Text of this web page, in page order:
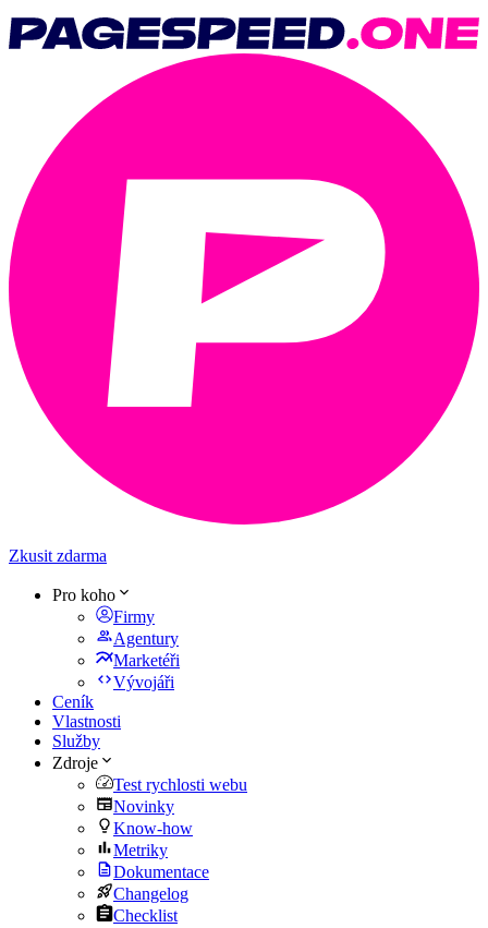
Zkusit zdarma
Pro koho
Firmy
Agentury
Marketéři
Vývojáři
Ceník
Vlastnosti
Služby
Zdroje
Test rychlosti webu
Novinky
Know-how
Metriky
Dokumentace
Changelog
Checklist